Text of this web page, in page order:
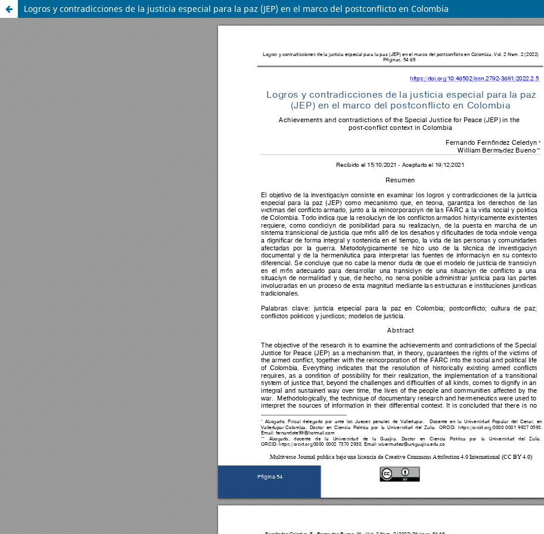
Logros y contradicciones de la justicia especial para la paz (JEP) en el marco del postconflicto en Colombia